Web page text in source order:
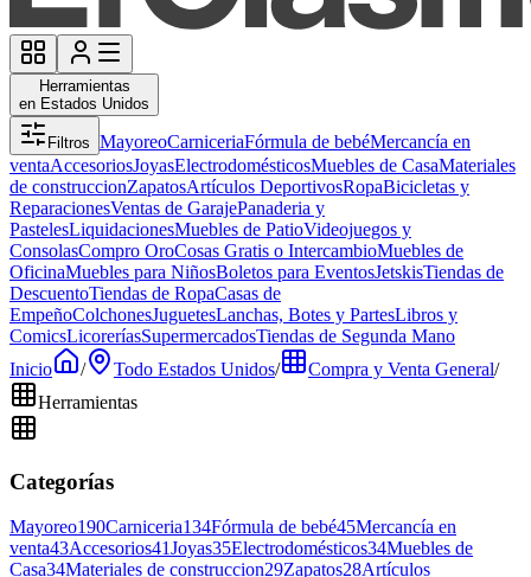
Herramientas
en Estados Unidos
Filtros MayoreoCarniceriaFórmula de bebéMercancía en
ventaAccesoriosJoyasElectrodomésticosMuebles de CasaMateriales
de construccionZapatosArtículos DeportivosRopaBicicletas y
ReparacionesVentas de GarajePanaderia y
PastelesLiquidacionesMuebles de PatioVideojuegos y
ConsolasCompro OroCosas Gratis o IntercambioMuebles de
OficinaMuebles para NiñosBoletos para EventosJetskisTiendas de
DescuentoTiendas de RopaCasas de
EmpeñoColchonesJuguetesLanchas, Botes y PartesLibros y
ComicsLicoreríasSupermercadosTiendas de Segunda Mano
Inicio
/ Todo Estados Unidos/ Compra y Venta General/
Herramientas
Categorías
Mayoreo190Carniceria134Fórmula de bebé45Mercancía en
venta43Accesorios41Joyas35Electrodomésticos34Muebles de
Casa34Materiales de construccion29Zapatos28Artículos